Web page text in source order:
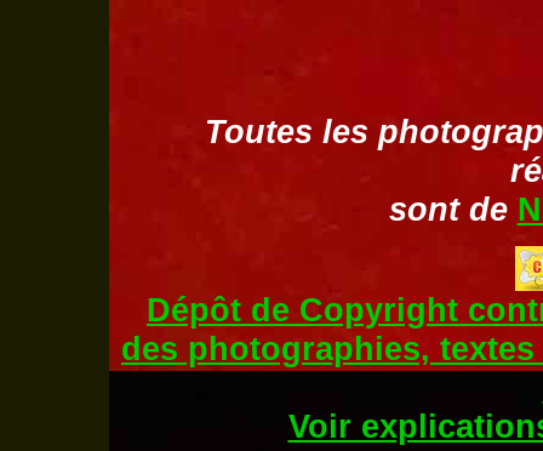
Toutes les
sont de
Dépôt de Copyright
des photographies,
Voir